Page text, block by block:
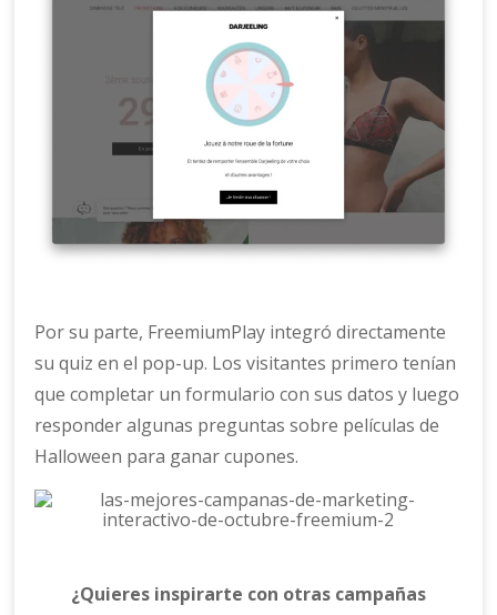
Por su parte, FreemiumPlay integró directamente
su quiz en el pop-up. Los visitantes primero tenían
que completar un formulario con sus datos y luego
responder algunas preguntas sobre películas de
Halloween para ganar cupones.
¿Quieres inspirarte con otras campañas